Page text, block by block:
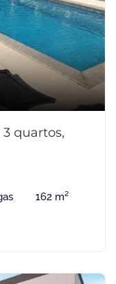
quartos,
162 m²